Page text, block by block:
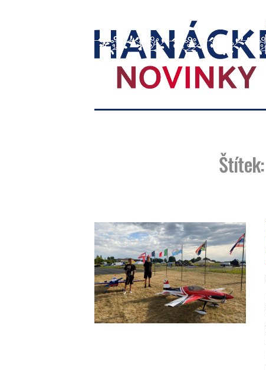
novinky
Štítek: